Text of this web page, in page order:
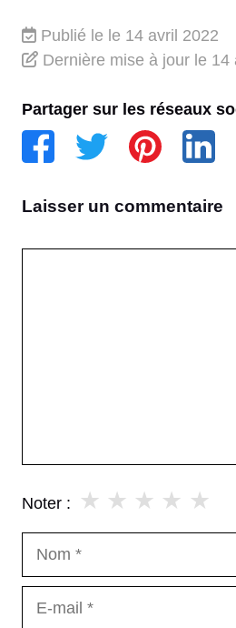
Publié le le 14 avril 2022
Dernière mise à jour le
Partager sur les réseaux
Laisser un commentaire
Noter : ★
★
★
★
★